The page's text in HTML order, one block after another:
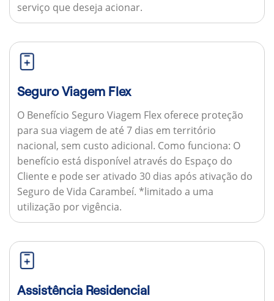
serviço que deseja acionar.
Seguro Viagem Flex
O Benefício Seguro Viagem Flex oferece proteção
para sua viagem de até 7 dias em território
nacional, sem custo adicional. Como funciona: O
benefício está disponível através do Espaço do
Cliente e pode ser ativado 30 dias após ativação do
Seguro de Vida Carambeí. *limitado a uma
utilização por vigência.
Assistência Residencial